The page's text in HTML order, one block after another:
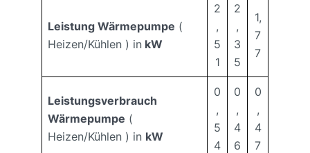
Leistung Wärmepumpe (
Heizen/Kühlen ) in kW
2
,
5
1
2
,
3
5
1,
7
7
Leistungsverbrauch
Wärmepumpe (
Heizen/Kühlen ) in kW
0
,
5
4
0
,
4
6
0
,
4
7